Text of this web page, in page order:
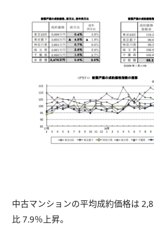
中古マンションの平均成約価格は
比 7.9％上昇。